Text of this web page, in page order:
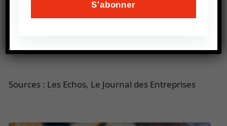
Sources : Les Echos, Le Journal des Entreprises